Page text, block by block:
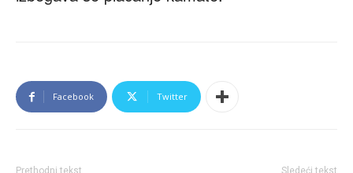
Facebook Twitter